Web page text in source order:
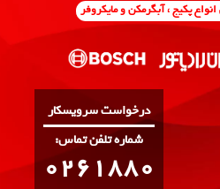
پکیج ، آبگرمکن و مایکروفر
درخواست سرویسکار
:شماره تلفن تماس
0261880